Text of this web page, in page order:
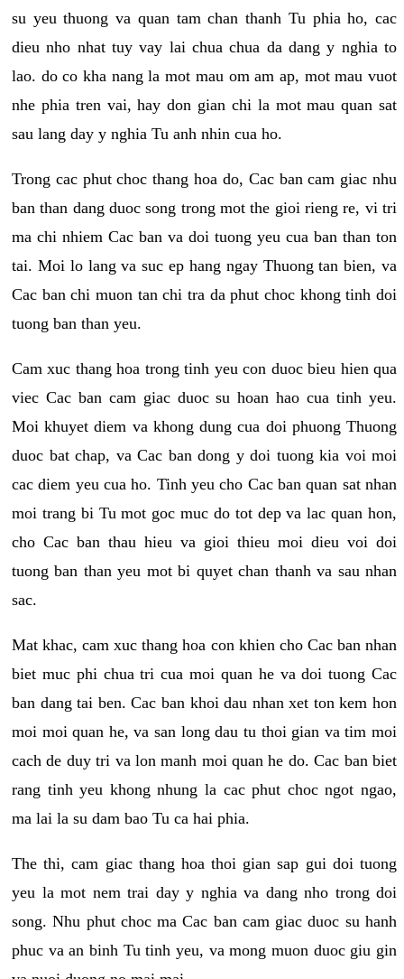
su yeu thuong va quan tam chan thanh Tu phia ho, cac
dieu nho nhat tuy vay lai chua chua da dang y nghia to
lao. do co kha nang la mot mau om am ap, mot mau vuot
nhe phia tren vai, hay don gian chi la mot mau quan sat
sau lang day y nghia Tu anh nhin cua ho.
Trong cac phut choc thang hoa do, Cac ban cam giac nhu
ban than dang duoc song trong mot the gioi rieng re, vi tri
ma chi nhiem Cac ban va doi tuong yeu cua ban than ton
tai. Moi lo lang va suc ep hang ngay Thuong tan bien, va
Cac ban chi muon tan chi tra da phut choc khong tinh doi
tuong ban than yeu.
Cam xuc thang hoa trong tinh yeu con duoc bieu hien qua
viec Cac ban cam giac duoc su hoan hao cua tinh yeu.
Moi khuyet diem va khong dung cua doi phuong Thuong
duoc bat chap, va Cac ban dong y doi tuong kia voi moi
cac diem yeu cua ho. Tinh yeu cho Cac ban quan sat nhan
moi trang bi Tu mot goc muc do tot dep va lac quan hon,
cho Cac ban thau hieu va gioi thieu moi dieu voi doi
tuong ban than yeu mot bi quyet chan thanh va sau nhan
sac.
Mat khac, cam xuc thang hoa con khien cho Cac ban nhan
biet muc phi chua tri cua moi quan he va doi tuong Cac
ban dang tai ben. Cac ban khoi dau nhan xet ton kem hon
moi moi quan he, va san long dau tu thoi gian va tim moi
cach de duy tri va lon manh moi quan he do. Cac ban biet
rang tinh yeu khong nhung la cac phut choc ngot ngao,
ma lai la su dam bao Tu ca hai phia.
The thi, cam giac thang hoa thoi gian sap gui doi tuong
yeu la mot nem trai day y nghia va dang nho trong doi
song. Nhu phut choc ma Cac ban cam giac duoc su hanh
phuc va an binh Tu tinh yeu, va mong muon duoc giu gin